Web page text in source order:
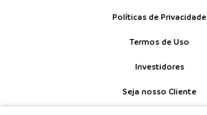
Políticas de Privacidade
Termos de Uso
Investidores
Seja nosso Cliente